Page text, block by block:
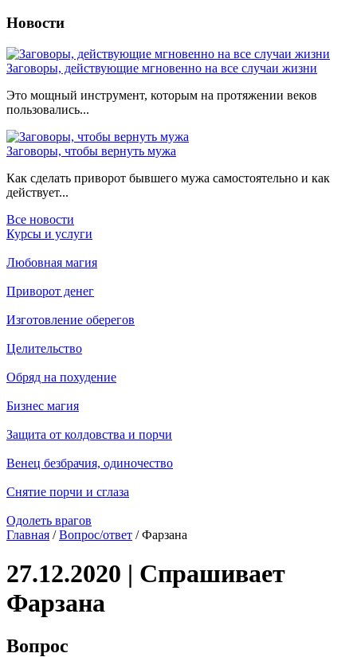
Новости
Заговоры, действующие мгновенно на все случаи жизни
Это мощный инструмент, которым на протяжении веков
пользовались...
Заговоры, чтобы вернуть мужа
Как сделать приворот бывшего мужа самостоятельно и как
действует...
Все новости
Курсы и услуги
Любовная магия
Приворот денег
Изготовление оберегов
Целительство
Обряд на похудение
Бизнес магия
Защита от колдовства и порчи
Венец безбрачия, одиночество
Снятие порчи и сглаза
Одолеть врагов
Главная /Вопрос/ответ / Фарзана
27.12.2020 | Спрашивает
Фарзана
Вопрос